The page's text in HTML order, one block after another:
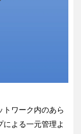
トワーク内のあら
よる一元管理よ